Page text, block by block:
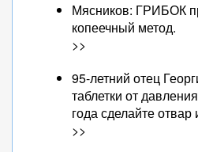
Мясников: ГРИБОК
копеечный метод.
>>
95-летний отец
таблетки от
года сделайте
>>